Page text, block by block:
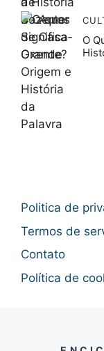
O
Politica de
Termos de
Contato
Política de